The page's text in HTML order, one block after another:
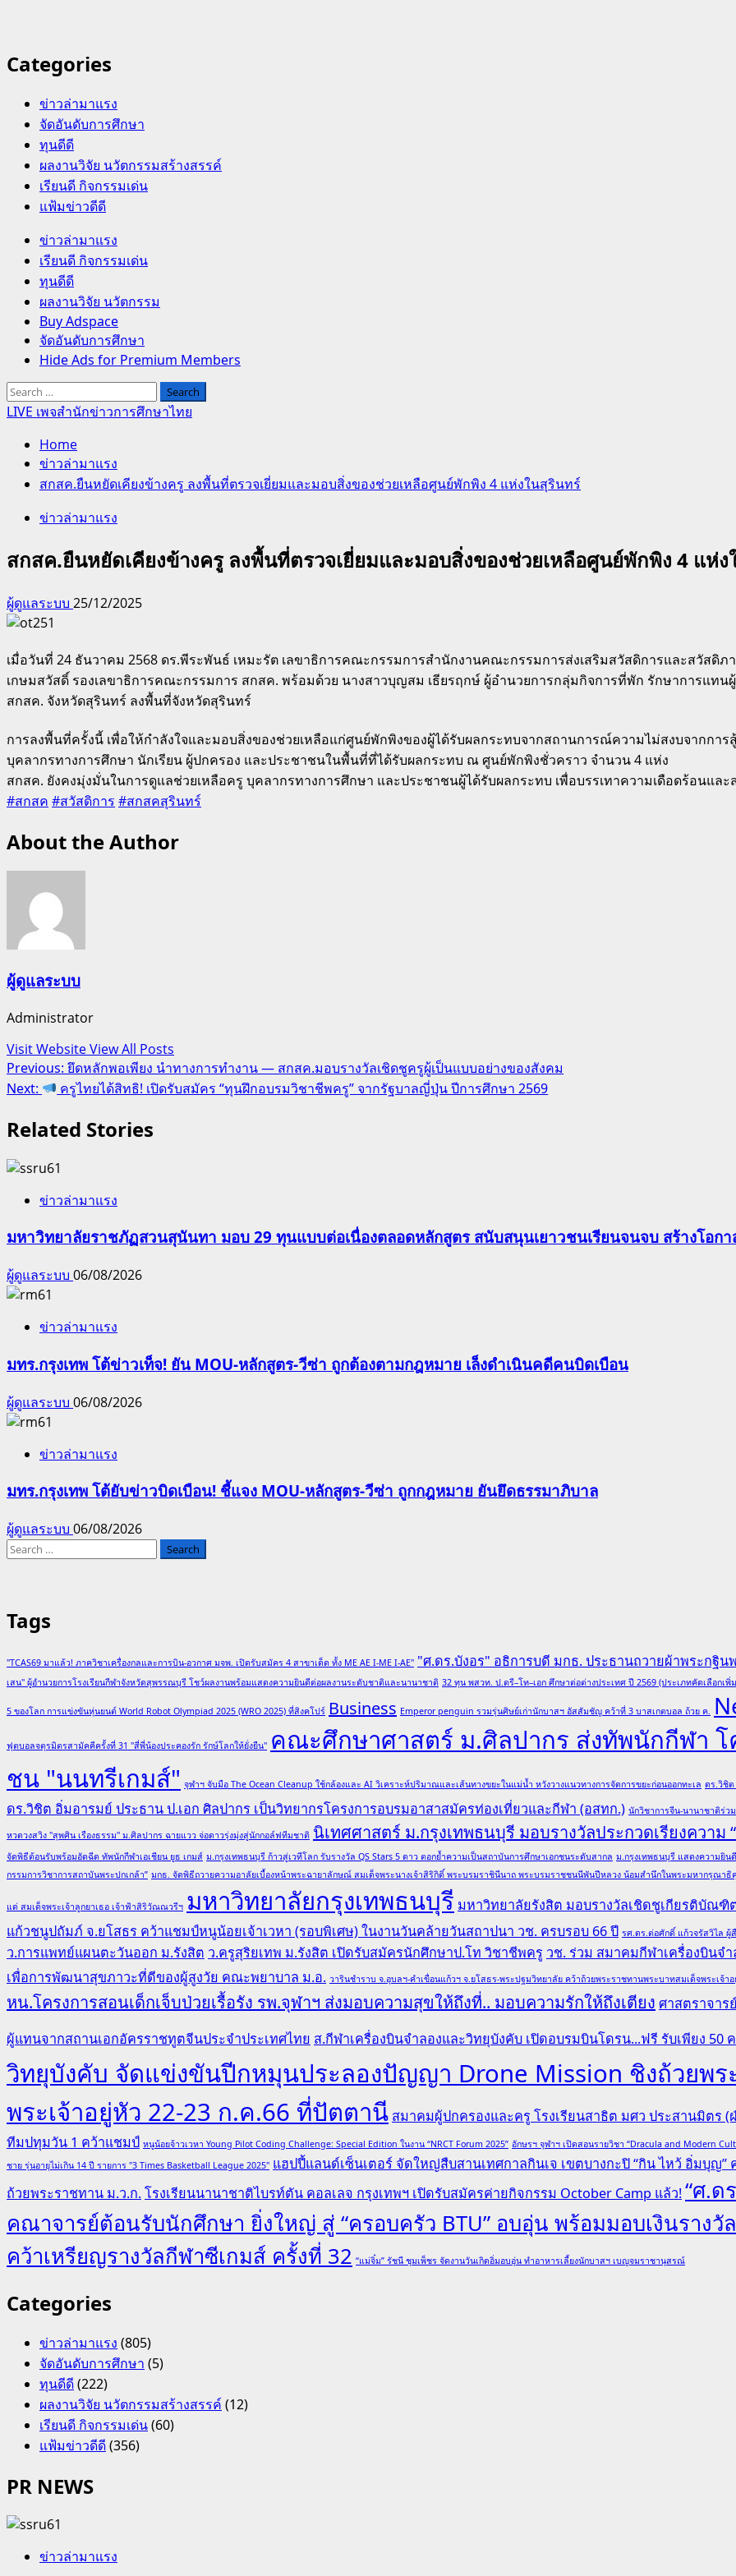
Categories
ข่าวล่ามาแรง
จัดอันดับการศึกษา
ทุนดีดี
ผลงานวิจัย นวัตกรรมสร้างสรรค์
เรียนดี กิจกรรมเด่น
แฟ้มข่าวดีดี
Primary
Menu
ข่าวล่ามาแรง
เรียนดี กิจกรรมเด่น
ทุนดีดี
ผลงานวิจัย นวัตกรรม
Buy Adspace
จัดอันดับการศึกษา
Hide Ads for Premium Members
Search
for:
LIVE เพจสำนักข่าวการศึกษาไทย
Home
ข่าวล่ามาแรง
สกสค.ยืนหยัดเคียงข้างครู ลงพื้นที่ตรวจเยี่ยมและมอบสิ่งของช่วยเหลือศูนย์พักพิง 4 แห่งในสุรินทร์
ข่าวล่ามาแรง
สกสค.ยืนหยัดเคียงข้างครู ลงพื้นที่ตรวจเยี่ยมและมอบสิ่งของช่วยเหลือศูนย์พักพิง 4 แห่
ผู้ดูแลระบบ 25/12/2025
เมื่อวันที่ 24 ธันวาคม 2568 ดร.พีระพันธ์ เหมะรัต เลขาธิการคณะกรรมการสำนักงานคณะกรรมการส่งเสริมสวัสดิการและสวัสดิ
เกษมสวัสดิ์ รองเลขาธิการคณะกรรมการ สกสค. พร้อมด้วย นางสาวบุญสม เธียรฤกษ์ ผู้อำนวยการกลุ่มกิจการที่พัก รักษาการแท
สกสค. จังหวัดสุรินทร์ ลงพื้นที่จังหวัดสุรินทร์
การลงพื้นที่ครั้งนี้ เพื่อให้กำลังใจและมอบสิ่งของช่วยเหลือแก่ศูนย์พักพิงของผู้ได้รับผลกระทบจากสถานการณ์ความไม่สงบจากกา
บุคลากรทางการศึกษา นักเรียน ผู้ปกครอง และประชาชนในพื้นที่ที่ได้รับผลกระทบ ณ ศูนย์พักพิงชั่วคราว จำนวน 4 แห่ง
สกสค. ยังคงมุ่งมั่นในการดูแลช่วยเหลือครู บุคลากรทางการศึกษา และประชาชนผู้ได้รับผลกระทบ เพื่อบรรเทาความเดือดร้อนแล
#สกสค #สวัสดิการ #สกสคสุรินทร์
About the Author
ผู้ดูแลระบบ
Administrator
Visit WebsiteView All Posts
Post
navigation
Previous: ยึดหลักพอเพียง นำทางการทำงาน — สกสค.มอบรางวัลเชิดชูครูผู้เป็นแบบอย่างของสังคม
Next:
ครูไทยได้สิทธิ! เปิดรับสมัคร “ทุนฝึกอบรมวิชาชีพครู” จากรัฐบาลญี่ปุ่น ปีการศึกษา 2569
Related Stories
ข่าวล่ามาแรง
มหาวิทยาลัยราชภัฏสวนสุนันทา มอบ 29 ทุนแบบต่อเนื่องตลอดหลักสูตร สนับสนุนเยาวชนเรียนจนจบ สร้างโอกา
ผู้ดูแลระบบ 06/08/2026
ข่าวล่ามาแรง
มทร.กรุงเทพ โต้ข่าวเท็จ! ยัน MOU-หลักสูตร-วีซ่า ถูกต้องตามกฎหมาย เล็งดำเนินคดีคนบิดเบือน
ผู้ดูแลระบบ 06/08/2026
ข่าวล่ามาแรง
มทร.กรุงเทพ โต้ยับข่าวบิดเบือน! ชี้แจง MOU-หลักสูตร-วีซ่า ถูกกฎหมาย ยันยึดธรรมาภิบาล
ผู้ดูแลระบบ 06/08/2026
Search
Tags
"TCAS69 มาแล้ว! ภาควิชาเครื่องกลและการบิน-อวกาศ มจพ. เปิดรับสมัคร 4 สาขาเด็ด ทั้ง ME AE I-ME I-AE" "ศ.ดร.บังอร" อธิการบดี มกธ. ประธานถวายผ้าพระกฐิ
เสน" ผู้อำนวยการโรงเรียนกีฬาจังหวัดสุพรรณบุรี โชว์ผลงานพร้อมแสดงความยินดีต่อผลงานระดับชาติและนานาชาติ 32 ทุน พสวท. ป.ตรี–โท–เอก ศึกษาต่อต่างประเทศ ปี 2569 (ประเภทคัดเลือกเพิ่
5 ของโลก การแข่งขันหุ่นยนต์ World Robot Olympiad 2025 (WRO 2025) ที่สิงคโปร์ Business Emperor penguin รวมรุ่นศิษย์เก่านักบาสฯ อัสสัมชัญ คว้าที่ 3 บาสเกตบอล ถ้วย ค.
ฟุตบอลจตุรมิตรสามัคคีครั้งที่ 31 "สี่พี่น้องประคองรัก รักษ์โลกให้ยั่งยืน" คณะศึกษาศาสตร์ ม.ศิลปากร ส่งทัพนักกีฬา
ชน "นนทรีเกมส์" จุฬาฯ จับมือ The Ocean Cleanup ใช้กล้องและ AI วิเคราะห์ปริมาณและเส้นทางขยะในแม่น้ำ หวังวางแนวทางการจัดการขยะก่อนออกทะเล ดร.วิชิต
ดร.วิชิต อิ่มอารมย์ ประธาน ป.เอก ศิลปากร เป็นวิทยากรโครงการอบรมอาสาสมัครท่องเที่ยวและกีฬา (อสทก.) นักวิชาการจีน-นานาชาติร่
หวดวงสวิง "สุพศิน เรืองธรรม" ม.ศิลปากร ฉายแวว จ่อดาวรุ่งมุ่งสู่นักกอล์ฟทีมชาติ นิเทศศาสตร์ ม.กรุงเทพธนบุรี มอบรางวัลประกวดเรียงควา
จัดพิธีต้อนรับพร้อมอัดฉีด ทัพนักกีฬาเอเชียน ยูธ เกมส์ ม.กรุงเทพธนบุรี ก้าวสู่เวทีโลก รับรางวัล QS Stars 5 ดาว ตอกย้ำความเป็นสถาบันการศึกษาเอกชนระดับสากล ม.กรุงเทพธนบุรี แสดงความยิน
กรรมการวิชาการสถาบันพระปกเกล้า” มกธ. จัดพิธีถวายความอาลัยเบื้องหน้าพระฉายาลักษณ์ สมเด็จพระนางเจ้าสิริกิติ์ พระบรมราชินีนาถ พระบรมราชชนนีพันปีหลวง น้อมสำนึกในพระมหากรุณา
แด่ สมเด็จพระเจ้าลูกยาเธอ เจ้าฟ้าสิริวัณณวรีฯ มหาวิทยาลัยกรุงเทพธนบุรี มหาวิทยาลัยรังสิต มอบรางวัลเชิดชูเกียรติบัณ
แก้วชนูปถัมภ์ จ.ยโสธร คว้าแชมป์หนูน้อยเจ้าเวหา (รอบพิเศษ) ในงานวันคล้ายวันสถาปนา วช. ครบรอบ 66 ปี รศ.ดร.ต่อศักดิ์ แก้วจรัสวิไล ผู้
ว.การแพทย์แผนตะวันออก ม.รังสิต ว.ครูสุริยเทพ ม.รังสิต เปิดรับสมัครนักศึกษาป.โท วิชาชีพครู วช. ร่วม สมาคมกีฬาเครื่องบินจ
เพื่อการพัฒนาสุขภาวะที่ดีของผู้สูงวัย คณะพยาบาล ม.อ. วารินชำราบ จ.อุบลฯ-คำเขื่อนแก้วฯ จ.ยโสธร-พระปฐมวิทยาลัย คว้าถ้วยพระราชทานพระบาทสมเด็จพระเจ้า
หน.โครงการสอนเด็กเจ็บป่วยเรื้อรัง รพ.จุฬาฯ ส่งมอบความสุขให้ถึงที่.. มอบความรักให้ถึงเตียง ศาสตราจาร
ผู้แทนจากสถานเอกอัครราชทูตจีนประจำประเทศไทย ส.กีฬาเครื่องบินจำลองและวิทยุบังคับ เปิดอบรมบินโดรน...ฟรี รับเพียง 50
วิทยุบังคับ จัดแข่งขันปีกหมุนประลองปัญญา Drone Mission ชิงถ้วยพร
พระเจ้าอยู่หัว 22-23 ก.ค.66 ที่ปัตตานี สมาคมผู้ปกครองและครู โรงเรียนสาธิต มศว ประสานมิตร
ทีมปทุมวัน 1 คว้าแชมป์ หนูน้อยจ้าวเวหา Young Pilot Coding Challenge: Special Edition ในงาน “NRCT Forum 2025” อักษรฯ จุฬาฯ เปิดสอนรายวิชา “Dracula and Modern
ชาย รุ่นอายุไม่เกิน 14 ปี รายการ "3 Times Basketball League 2025" แฮปปี้แลนด์เซ็นเตอร์ จัดใหญ่สืบสานเทศกาลกินเจ เขตบางกะปิ “กิน ไหว้ อิ่มบุญ”
ถ้วยพระราชทาน ม.ว.ก.โรงเรียนนานาชาติไบรท์ตัน คอลเลจ กรุงเทพฯ เปิดรับสมัครค่ายกิจกรรม October Camp แล้ว!“ศ.ด
คณาจารย์ต้อนรับนักศึกษา ยิ่งใหญ่ สู่ “ครอบครัว BTU” อบอุ่น พร้อมมอบเงินรา
คว้าเหรียญรางวัลกีฬาซีเกมส์ ครั้งที่ 32 “แม่จิ๋ม” รัชนี ชุมเพ็ชร จัดงานวันเกิดอิ่มอบอุ่น ทำอาหารเลี้ยงนักบาสฯ เบญจมราชานุสรณ์
Categories
ข่าวล่ามาแรง (805)
จัดอันดับการศึกษา (5)
ทุนดีดี(222)
ผลงานวิจัย นวัตกรรมสร้างสรรค์(12)
เรียนดี กิจกรรมเด่น(60)
แฟ้มข่าวดีดี(356)
PR NEWS
ข่าวล่ามาแรง